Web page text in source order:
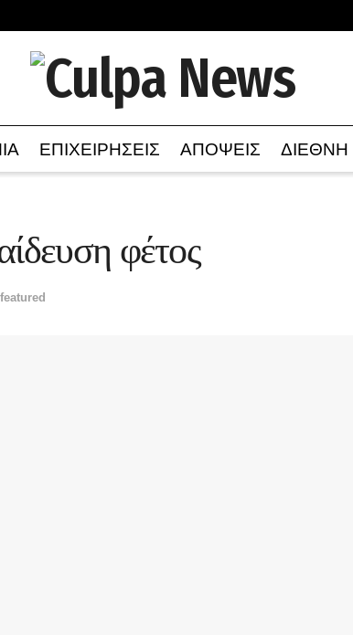
ΕΠΙΧΕΙΡΗΣΕΙΣ ΑΠΟΨΕΙΣ ΔΙΕΘΝΗ
φέτος
featured